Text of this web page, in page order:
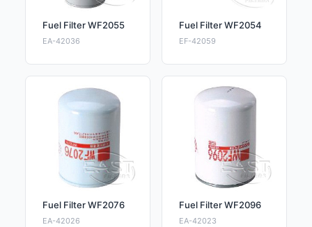
Fuel Filter WF2055
EA-42036
Fuel Filter WF2054
EF-42059
Fuel Filter WF2076
EA-42026
Fuel Filter WF2096
EA-42023